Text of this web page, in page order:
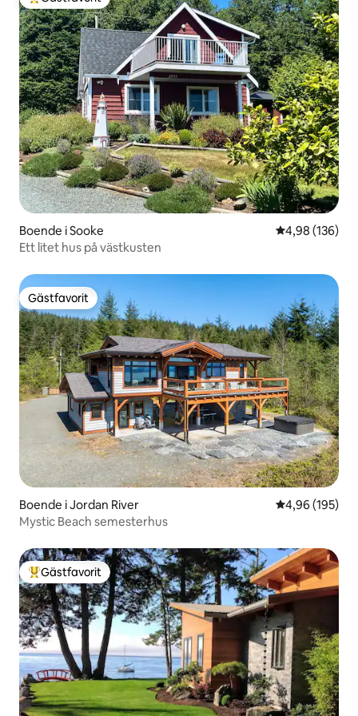
Populär gästfavorit
Boende i Sooke 4,98 av 5 i
4,98 (136)
Ett litet hus på västkusten
Gästfavorit
Gästfavorit
Boende i Jordan River 4,96 av 5 i
4,96 (195)
Mystic Beach semesterhus
Populär gästfavorit
Gästfavorit